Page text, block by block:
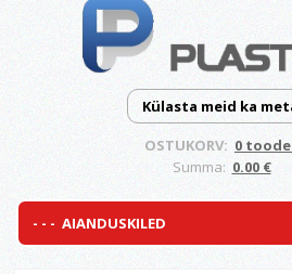
Külasta meid ka
OSTUKORV: 0
Summa: 0.00 €